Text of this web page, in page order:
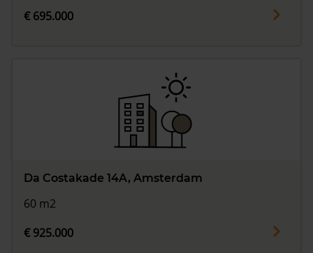
€ 695.000
Da Costakade 14A, Amsterdam
60 m2
€ 925.000